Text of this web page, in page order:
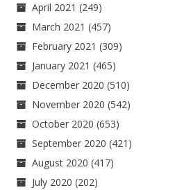
April 2021 (249)
March 2021 (457)
February 2021 (309)
January 2021 (465)
December 2020 (510)
November 2020 (542)
October 2020 (653)
September 2020 (421)
August 2020 (417)
July 2020 (202)